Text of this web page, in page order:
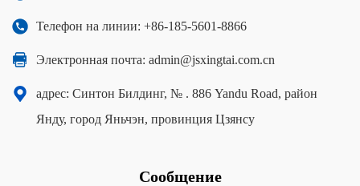
Телефон на линии: +86-185-5601-8866
Электронная почта: admin@jsxingtai.com.cn
адрес: Синтон Билдинг, № . 886 Yandu Road, район
Янду, город Яньчэн, провинция Цзянсу
Сообщение